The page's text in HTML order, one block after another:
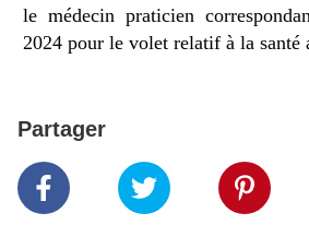
le médecin praticien
2024 pour le volet relatif à la santé
Partager